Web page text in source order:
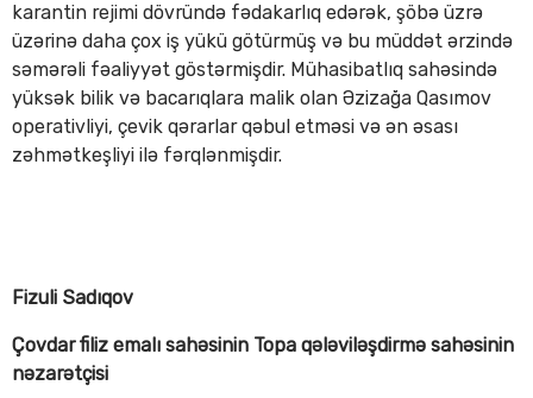
karantin rejimi dövründə fədakarlıq edərək, şöbə üzrə
üzərinə daha çox iş yükü götürmüş və bu müddət ərzində
səmərəli fəaliyyət göstərmişdir. Mühasibatlıq sahəsində
yüksək bilik və bacarıqlara malik olan Əzizağa Qasımov
operativliyi, çevik qərarlar qəbul etməsi və ən əsası
zəhmətkeşliyi ilə fərqlənmişdir.
Fizuli Sadıqov
Çovdar filiz emalı sahəsinin Topa qələviləşdirmə sahəsinin
nəzarətçisi